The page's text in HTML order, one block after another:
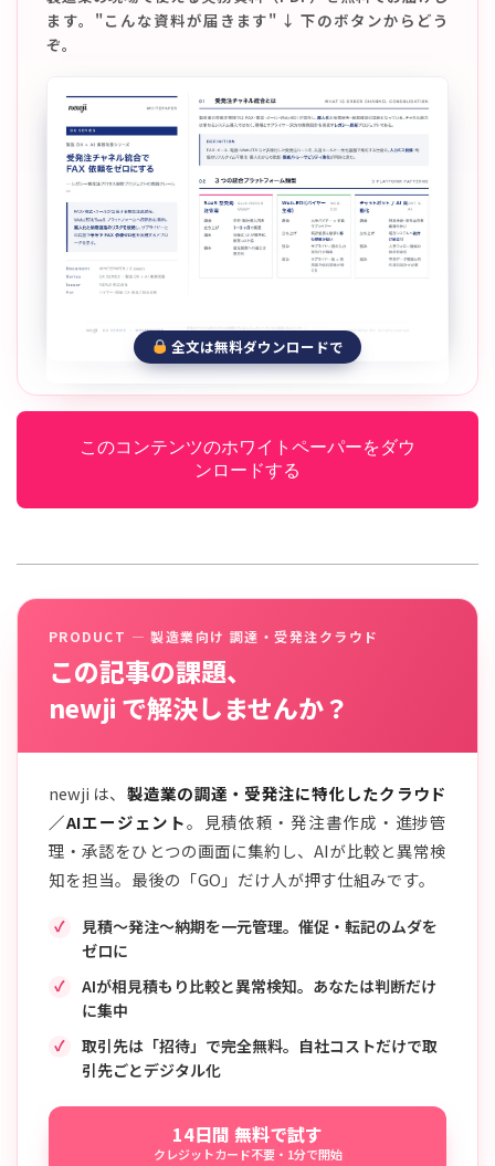
ます。"こんな資料が届きます" ↓ 下のボタンからどう
ぞ。
全文は無料ダウンロードで
このコンテンツのホワイトペーパーをダウ
ンロードする
PRODUCT — 製造業向け 調達・受発注クラウド
この記事の課題、
newji で解決しませんか？
newji は、 製造業の調達・受発注に特化したクラウド
／AIエージェント。見積依頼・発注書作成・進捗管
理・承認をひとつの画面に集約し、AIが比較と異常検
知を担当。最後の「GO」だけ人が押す仕組みです。
見積〜発注〜納期を一元管理。催促・転記のムダを
ゼロに
AIが相見積もり比較と異常検知。あなたは判断だけ
に集中
取引先は「招待」で完全無料。自社コストだけで取
引先ごとデジタル化
14日間 無料で試す
クレジットカード不要・1分で開始